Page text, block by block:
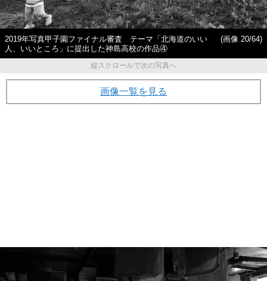
2019年写真甲子園ファイナル審査 テーマ「北海道のいい
人、いいところ」に提出した神島高校の作品④
(画像 20/64)
縦スクロールで次の写真へ
画像一覧を見る